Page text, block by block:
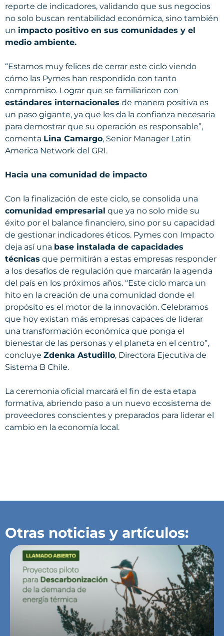
reporte de indicadores, validando que sus negocios
no solo buscan rentabilidad económica, sino también
un impacto positivo en sus comunidades y el
medio ambiente.
“Estamos muy felices de cerrar este ciclo viendo
cómo las Pymes han respondido con tanto
compromiso. Lograr que se familiaricen con
estándares internacionales de manera positiva es
un paso gigante, ya que les da la confianza necesaria
para demostrar que su operación es responsable”,
comenta Lina Camargo, Senior Manager Latin
America Network del GRI.
Hacia una comunidad de impacto
Con la finalización de este ciclo, se consolida una
comunidad empresarial que ya no solo mide su
éxito por el balance financiero, sino por su capacidad
de gestionar indicadores éticos. Pymes con Impacto
deja así una base instalada de capacidades
técnicas que permitirán a estas empresas responder
a los desafíos de regulación que marcarán la agenda
del país en los próximos años. “Este ciclo marca un
hito en la creación de una comunidad donde el
propósito es el motor de la innovación. Celebramos
que hoy existan más empresas capaces de liderar
una transformación económica que ponga el
bienestar de las personas y el planeta en el centro”,
concluye Zdenka Astudillo, Directora Ejecutiva de
Sistema B Chile.
La ceremonia oficial marcará el fin de esta etapa
formativa, abriendo paso a un nuevo ecosistema de
proveedores conscientes y preparados para liderar el
cambio en la economía local.
Otras noticias y artículos: